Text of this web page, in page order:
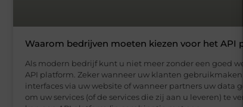
Waarom bedrijven moeten kiezen voor het API
Als modern bedrijf kunt u niet meer zonder een goed
API platform. Zeker wanneer uw klanten gebruikmaken
interfaces via uw website of wanneer partners uw data
om uw services (of de services die zij aan u leveren) te